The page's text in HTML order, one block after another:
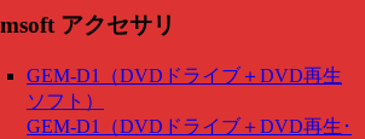
アクセサリ
GEM-D1（DVDドライブ＋DVD再生
ソフト）
GEM-D1（DVDドライブ＋DVD再生･